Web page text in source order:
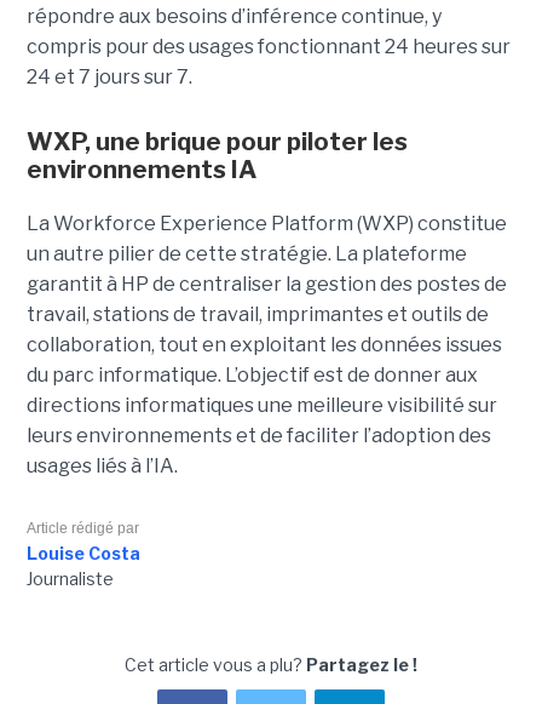
répondre aux besoins d’inférence continue, y
compris pour des usages fonctionnant 24 heures sur
24 et 7 jours sur 7.
WXP, une brique pour piloter les
environnements IA
La Workforce Experience Platform (WXP) constitue
un autre pilier de cette stratégie. La plateforme
garantit à HP de centraliser la gestion des postes de
travail, stations de travail, imprimantes et outils de
collaboration, tout en exploitant les données issues
du parc informatique. L’objectif est de donner aux
directions informatiques une meilleure visibilité sur
leurs environnements et de faciliter l’adoption des
usages liés à l’IA.
Article rédigé par
Louise Costa
Journaliste
Cet article vous a plu? Partagez le !